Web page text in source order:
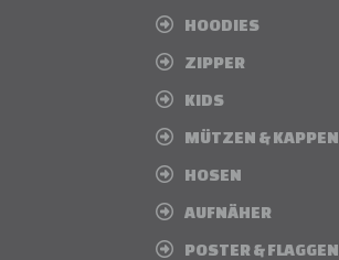
HOODIES
ZIPPER
KIDS
MÜTZEN & KAPPEN
HOSEN
AUFNÄHER
POSTER & FLAGGEN